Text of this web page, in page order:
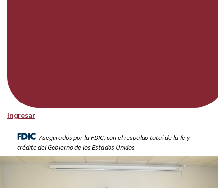
Ingresar
Asegurados por la FDIC: con el respaldo total de la fe y
crédito del Gobierno de los Estados Unidos